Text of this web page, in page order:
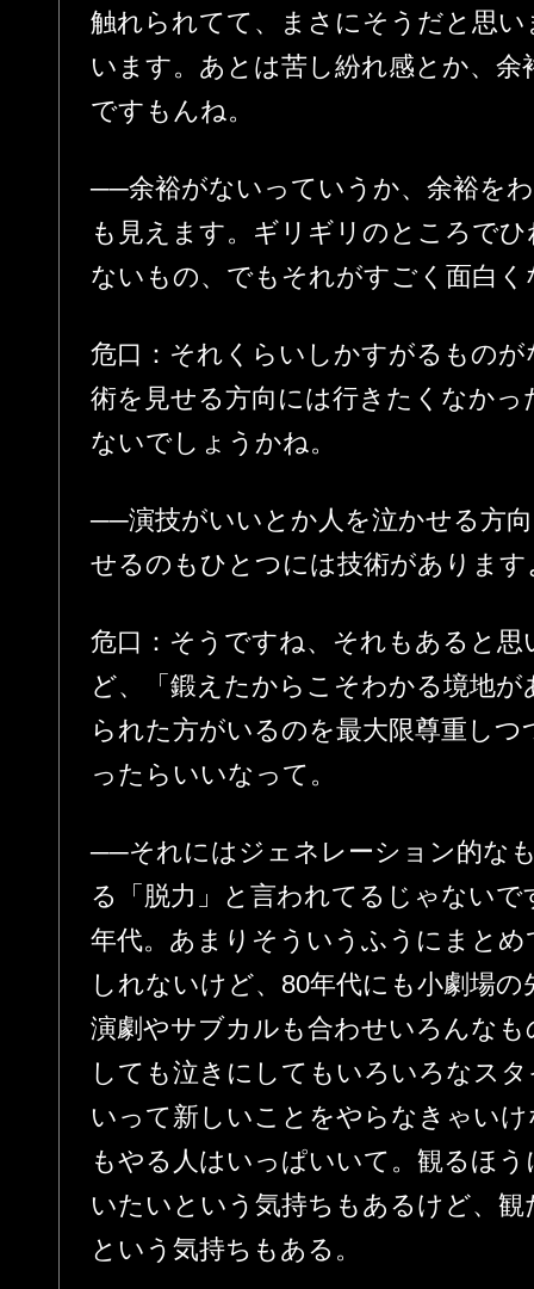
触れられてて、まさにそうだと思
います。あとは苦し紛れ感とか、
ですもんね。
──余裕がないっていうか、余裕を
も見えます。ギリギリのところで
ないもの、でもそれがすごく面白
危口：それくらいしかすがるもの
術を見せる方向には行きたくなか
ないでしょうかね。
──演技がいいとか人を泣かせる方
せるのもひとつには技術があります
危口：そうですね、それもあると
ど、「鍛えたからこそわかる境地
られた方がいるのを最大限尊重し
ったらいいなって。
──それにはジェネレーション的な
る「脱力」と言われてるじゃないで
年代。あまりそういうふうにまと
しれないけど、80年代にも小劇場
演劇やサブカルも合わせいろんな
しても泣きにしてもいろいろなス
いって新しいことをやらなきゃい
もやる人はいっぱいいて。観るほ
いたいという気持ちもあるけど、
という気持ちもある。